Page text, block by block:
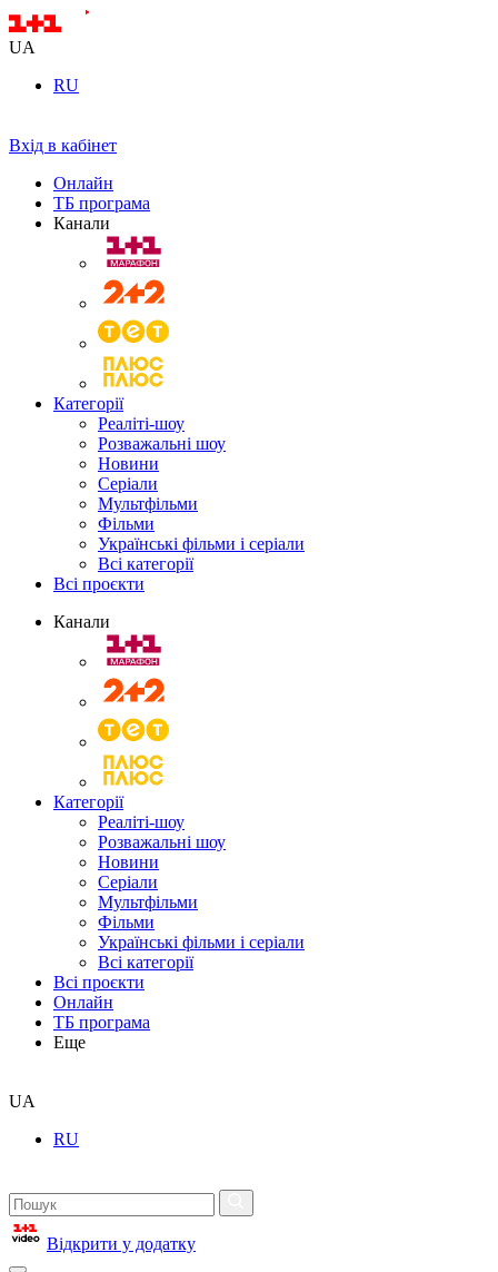
UA
RU
Вхід в кабінет
Онлайн
ТБ програма
Канали
Категорії
Реаліті-шоу
Розважальні шоу
Новини
Серіали
Мультфільми
Фільми
Українські фільми і серіали
Всі категорії
Всі проєкти
Канали
Категорії
Реаліті-шоу
Розважальні шоу
Новини
Серіали
Мультфільми
Фільми
Українські фільми і серіали
Всі категорії
Всі проєкти
Онлайн
ТБ програма
Еще
UA
RU
Відкрити у додатку